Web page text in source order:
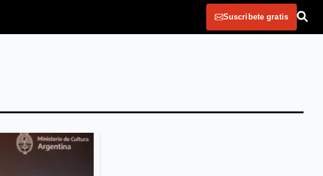
Suscribete gratis